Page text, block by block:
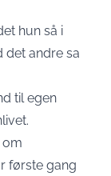
hun så i
det andre sa
til egen
om
første gang